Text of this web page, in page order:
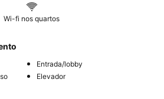
Wi-fi nos quartos
Entrada/lobby
Elevador